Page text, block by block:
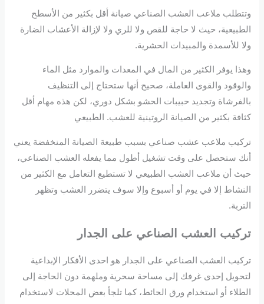
وتتطلب ملاعب العشب الصناعي صيانة أقل بكثير من الأسطح
الطبيعية، حيث لا حاجة للقص ولا للري ولا لإزالة الأعشاب الضارة
ولا للأسمدة والمبيدات الحشرية.
وهذا يوفر الكثير من المال في المعدات والموارد مثل الماء
والوقود والقوى العاملة، صحيح أنها ستحتاج إلى التنظيف
بالفرشاة وتجديد حبيبات الحشو بشكل دوري، لكن هذه مهام أقل
كثافة بكثير من الصيانة الروتينية للعشب. الطبيعي
تركيب ملاعب عشب صناعي بسبب طبيعة الصيانة المنخفضة يعني
أنك ستحصل على وقت تشغيل أطول مما يفعله العشب الصناعي،
حيث أن ملاعب العشب الطبيعي لا تستطيع التعامل مع الكثير من
النشاط إلا في يوم أو أسبوع وإلا سوف يتضرر العشب وتظهر
التربة.
تركيب العشب الصناعي على الجدار
تركيب العشب الصناعي على الجدار هو احدى الأفكار الإبداعية
لتحويل إحدى غرفك إلى مساحة سحرية وملهمة دون الحاجة إلى
الطلاء أو استخدام ورق الحائط، كما تلجأ بعض المحلات لاستخدام